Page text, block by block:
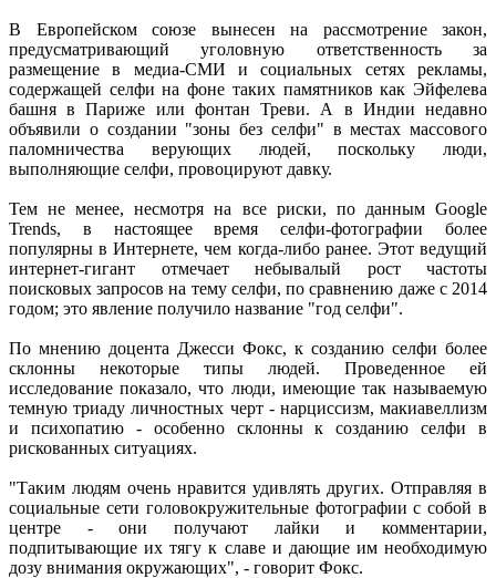
В Европейском союзе вынесен на рассмотрение закон,
предусматривающий уголовную ответственность за
размещение в медиа-СМИ и социальных сетях рекламы,
содержащей селфи на фоне таких памятников как Эйфелева
башня в Париже или фонтан Треви. А в Индии недавно
объявили о создании "зоны без селфи" в местах массового
паломничества верующих людей, поскольку люди,
выполняющие селфи, провоцируют давку.
Тем не менее, несмотря на все риски, по данным Google
Trends, в настоящее время селфи-фотографии более
популярны в Интернете, чем когда-либо ранее. Этот ведущий
интернет-гигант отмечает небывалый рост частоты
поисковых запросов на тему селфи, по сравнению даже с 2014
годом; это явление получило название "год селфи".
По мнению доцента Джесси Фокс, к созданию селфи более
склонны некоторые типы людей. Проведенное ей
исследование показало, что люди, имеющие так называемую
темную триаду личностных черт - нарциссизм, макиавеллизм
и психопатию - особенно склонны к созданию селфи в
рискованных ситуациях.
"Таким людям очень нравится удивлять других. Отправляя в
социальные сети головокружительные фотографии с собой в
центре - они получают лайки и комментарии,
подпитывающие их тягу к славе и дающие им необходимую
дозу внимания окружающих", - говорит Фокс.